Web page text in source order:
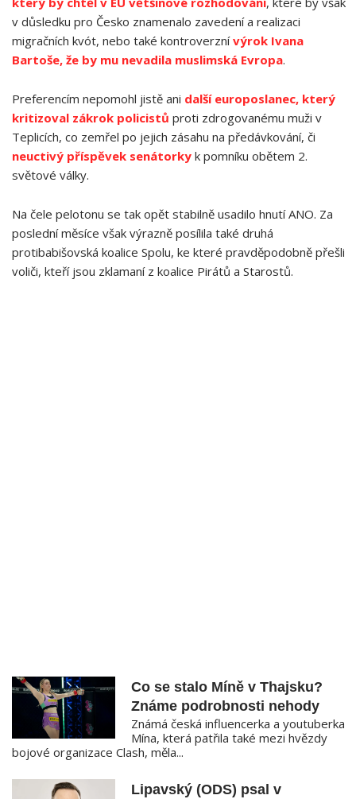
v důsledku pro Česko znamenalo zavedení a realizaci
migračních kvót, nebo také kontroverznívýrok Ivana
Bartoše, že by mu nevadila muslimská Evropa.
Preferencím nepomohl jistě ani další europoslanec, který
kritizoval zákrok policistů proti zdrogovanému muži v
Teplicích, co zemřel po jejich zásahu na předávkování, či
neuctivý příspěvek senátorky k pomníku obětem 2.
světové války.
Na čele pelotonu se tak opět stabilně usadilo hnutí ANO. Za
poslední měsíce však výrazně posílila také druhá
protibabišovská koalice Spolu, ke které pravděpodobně přešli
voliči, kteří jsou zklamaní z koalice Pirátů a Starostů.
Co se stalo Míně v Thajsku?
Známe podrobnosti nehody
Známá česká influencerka a youtuberka
Mína, která patřila také mezi hvězdy
bojové organizace Clash, měla...
Lipavský (ODS) psal v